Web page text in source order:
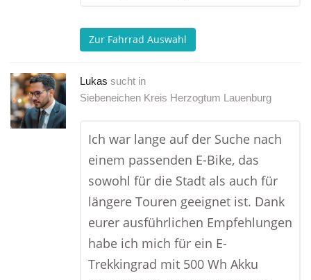
Zur Fahrrad Auswahl
Lukas sucht in
Siebeneichen Kreis Herzogtum Lauenburg
Ich war lange auf der Suche nach
einem passenden E-Bike, das
sowohl für die Stadt als auch für
längere Touren geeignet ist. Dank
eurer ausführlichen Empfehlungen
habe ich mich für ein E-
Trekkingrad mit 500 Wh Akku